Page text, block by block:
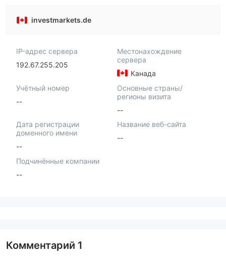
investmarkets.de
IP-адрес сервера
192.67.255.205
Местонахождение
сервера
Канада
Учётный номер
--
Основные страны/
регионы визита
--
Дата регистрации
доменного имени
--
Название веб-сайта
--
Подчинённые компании
--
Комментарий 1